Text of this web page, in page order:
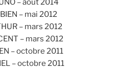
– août 2014
– mai 2012
– mars 2012
– mars 2012
– octobre 2011
– octobre 2011